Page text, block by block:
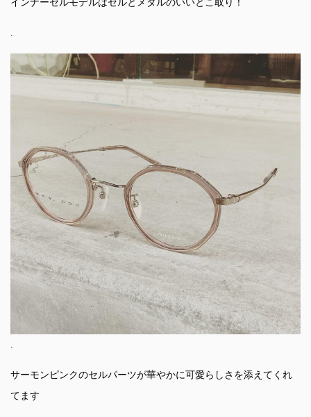
インナーセルモデルはセルとメタルのいいとこ取り！
.
サーモンピンクのセルパーツが華やかに可愛らしさを添えてくれ
てます